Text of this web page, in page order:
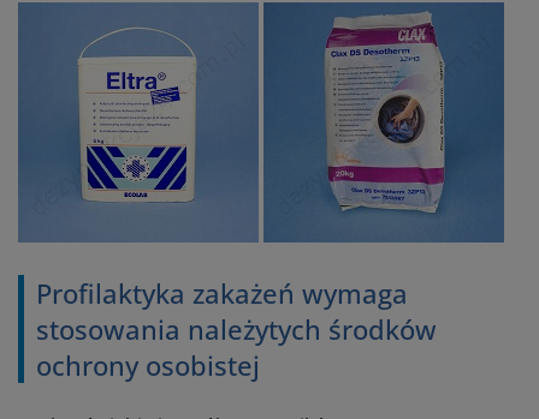
Profilaktyka zakażeń wymaga
stosowania należytych środków
ochrony osobistej